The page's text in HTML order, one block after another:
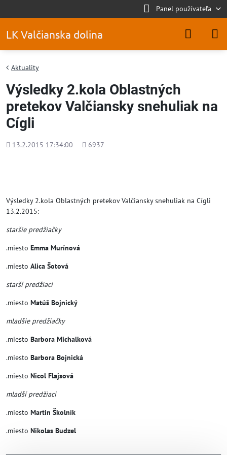
Panel používateľa
LK Valčianska dolina
Aktuality
Výsledky 2.kola Oblastných
pretekov Valčiansky snehuliak na
Cígli
Pridané
13.2.2015 17:34:00
Počet
6937
Výsledky 2.kola Oblastných pretekov Valčiansky snehuliak na Cígli
13.2.2015:
staršie predžiačky
.miesto Emma Murínová
.miesto Alica Šotová
starší predžiaci
.miesto Matúš Bojnický
mladšie predžiačky
.miesto Barbora Michalková
.miesto Barbora Bojnická
.miesto Nicol Flajsová
mladší predžiaci
.miesto Martin Školník
.miesto Nikolas Budzel